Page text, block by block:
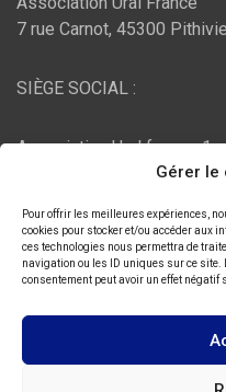
Gérer le
Pour offrir les meilleures expériences,
cookies pour stocker et/ou accéder aux
ces technologies nous permettra de
navigation ou les ID uniques sur ce site.
consentement peut avoir un effet
7 rue Carnot, 45300
SIÈGE SOCIAL :
Association Ural france, 1
Bujaleuf, 87460 Bujaleuf
HÉBERGEMENT :
, Chemin des